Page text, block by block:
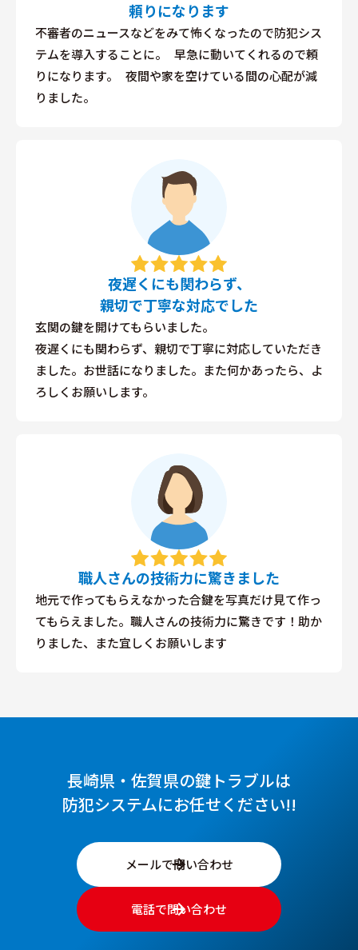
頼りになります
不審者のニュースなどをみて怖くなったので防犯シス
テムを導入することに。 早急に動いてくれるので頼
りになります。 夜間や家を空けている間の心配が減
りました。
夜遅くにも関わらず、
親切で丁寧な対応でした
玄関の鍵を開けてもらいました。
夜遅くにも関わらず、親切で丁寧に対応していただき
ました。お世話になりました。また何かあったら、よ
ろしくお願いします。
職人さんの技術力に驚きました
地元で作ってもらえなかった合鍵を写真だけ見て作っ
てもらえました。職人さんの技術力に驚きです！助か
りました、また宜しくお願いします
長崎県・佐賀県の鍵トラブルは
防犯システムにお任せください!!
メールで問い合わせ
電話で問い合わせ